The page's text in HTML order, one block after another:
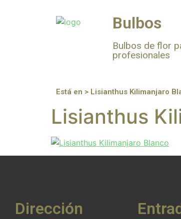
Bulbos
Bulbos de flor
profesionales
Está en > Lisianthus Kilimanjaro
Lisianthus
Dirección